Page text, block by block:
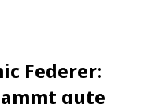
Federer:
gute